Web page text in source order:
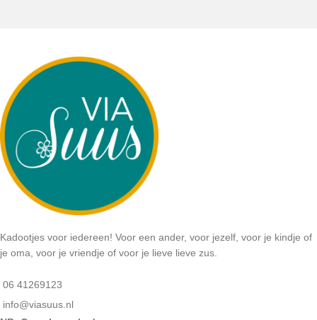
Kadootjes voor iedereen! Voor een ander, voor jezelf, voor je kindje of
je oma, voor je vriendje of voor je lieve lieve zus.
06 41269123
info@viasuus.nl